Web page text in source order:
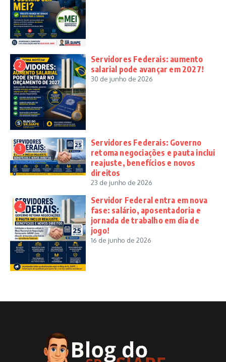
2
Servidores Federais: aumento
salarial pode avançar em 2027!
30 de junho de 2026
3
Servidores Federais: Governo
retoma negociações e pauta inclui
reajuste, benefícios e novos
direitos
23 de junho de 2026
4
Servidor Federal entra em nova
fase: salário, aposentadoria e
jornada de trabalho em dia de
jogo!
16 de junho de 2026